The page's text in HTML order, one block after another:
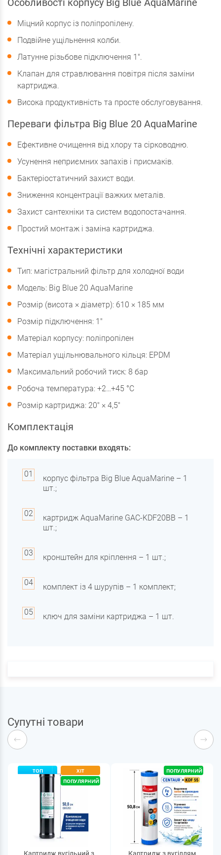
Особливості корпусу Big Blue AquaMarine
Міцний корпус із поліпропілену.
Подвійне ущільнення колби.
Латунне різьбове підключення 1".
Клапан для стравлювання повітря після заміни
картриджа.
Висока продуктивність та просте обслуговування.
Переваги фільтра Big Blue 20 AquaMarine
Ефективне очищення від хлору та сірководню.
Усунення неприємних запахів і присмаків.
Бактеріостатичний захист води.
Зниження концентрації важких металів.
Захист сантехніки та систем водопостачання.
Простий монтаж і заміна картриджа.
Технічні характеристики
Тип: магістральний фільтр для холодної води
Модель: Big Blue 20 AquaMarine
Розмір (висота × діаметр): 610 × 185 мм
Розмір підключення: 1"
Матеріал корпусу: поліпропілен
Матеріал ущільнювального кільця: EPDM
Максимальний робочий тиск: 8 бар
Робоча температура: +2…+45 °С
Розмір картриджа: 20" × 4,5"
Комплектація
До комплекту поставки входять:
корпус фільтра Big Blue AquaMarine – 1
шт.;
картридж AquaMarine GAC-KDF20BB – 1
шт.;
кронштейн для кріплення – 1 шт.;
комплект із 4 шурупів – 1 комплект;
ключ для заміни картриджа – 1 шт.
Супутні товари
ТОП
ХІТ
ПОПУЛЯРНИЙ
ПОПУЛЯРНИЙ